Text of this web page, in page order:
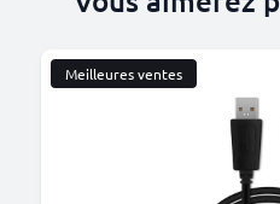
Meilleures ventes